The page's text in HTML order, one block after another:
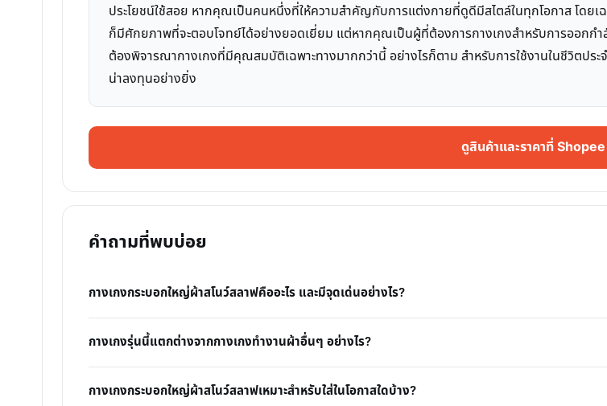
ประโยชน์ใช้สอย หากคุณเป็นคนหนึ่งที่ให้ความสำคัญกับการแต่งกายที่ดูดีมีสไตล์ในทุกโอกาส โดย
ก็มีศักยภาพที่จะตอบโจทย์ได้อย่างยอดเยี่ยม แต่หากคุณเป็นผู้ที่ต้องการกางเกงสำหรับการออก
ต้องพิจารณากางเกงที่มีคุณสมบัติเฉพาะทางมากกว่านี้ อย่างไรก็ตาม สำหรับการใช้งานในชีวิตปร
น่าลงทุนอย่างยิ่ง
ดูสินค้าและราคาที่
คำถามที่พบบ่อย
กางเกงกระบอกใหญ่ผ้าสโนว์สลาฟคืออะไร และมีจุดเด่นอย่างไร?
กางเกงรุ่นนี้แตกต่างจากกางเกงทำงานผ้าอื่นๆ อย่างไร?
กางเกงกระบอกใหญ่ผ้าสโนว์สลาฟเหมาะสำหรับใส่ในโอกาสใดบ้าง?